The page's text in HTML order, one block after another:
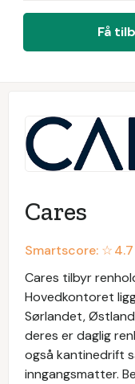
Få
Cares
Smartscore: ☆4.7
Cares tilbyr
Hovedkontoret
Sørlandet,
deres er daglig
også kantinedrift
inngangsmatter.